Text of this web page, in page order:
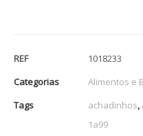
REF
1018233
Categorias
Alimentos e
Tags
achadinhos,
1a99